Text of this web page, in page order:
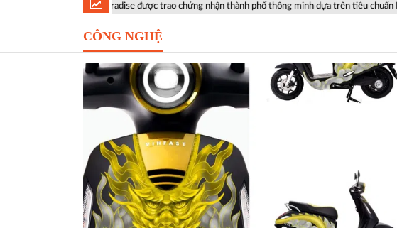
Green Paradise được trao chứng nhận thành phố thông minh dựa trên tiêu chuẩn ISO 37122
CÔNG NGHỆ